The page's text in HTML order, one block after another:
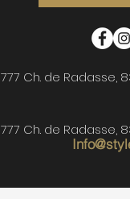
777 Ch. de Radasse,
777 Ch. de Radasse,